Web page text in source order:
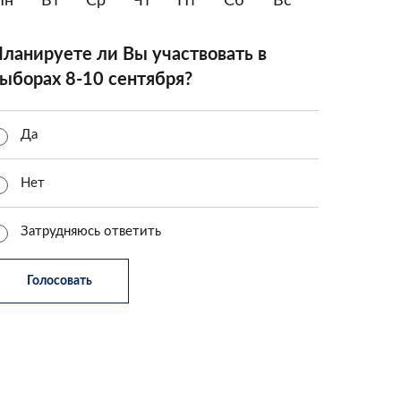
ли Вы участвовать в
8-10 сентября?
Да
Нет
Затрудняюсь ответить